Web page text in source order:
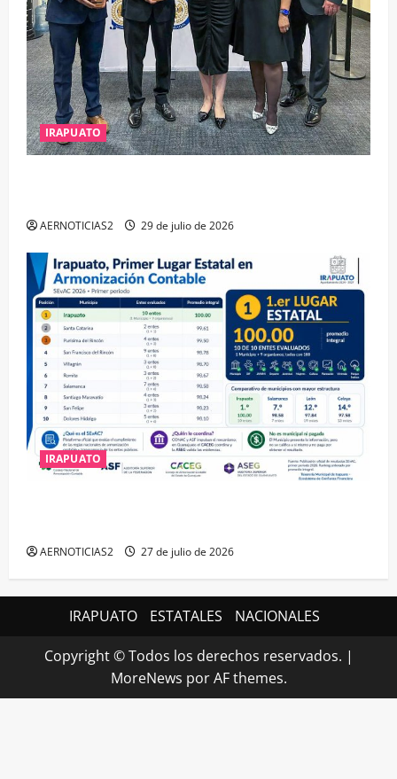
IRAPUATO
AERNOTICIAS2 29 de julio de 2026
IRAPUATO
AERNOTICIAS2 27 de julio de 2026
IRAPUATO ESTATALES NACIONALES
Copyright © Todos los derechos reservados. |
MoreNews por AF themes.